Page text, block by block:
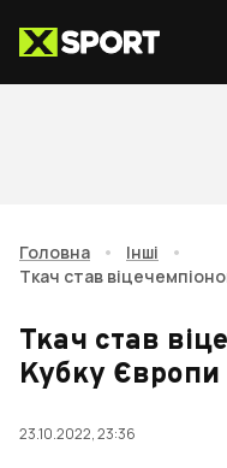
Головна • Інші
•
Ткач став
Ткач став
Кубку Європи
23.10.2022, 23:36